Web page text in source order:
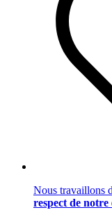
Nous travaillons
respect de